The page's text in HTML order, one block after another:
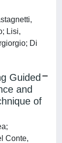
Lisi,
Di
Guided
and
of
Conte,